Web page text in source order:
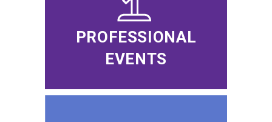
PROFESSIONAL
EVENTS